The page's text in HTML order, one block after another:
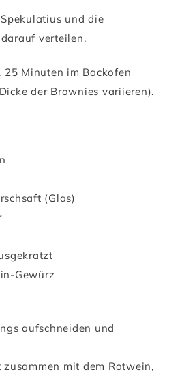
und die
verteilen.
25 Minuten im Backofen
der Brownies variieren).
(Glas)
Gewürz
aufschneiden und
zusammen mit dem Rotwein,